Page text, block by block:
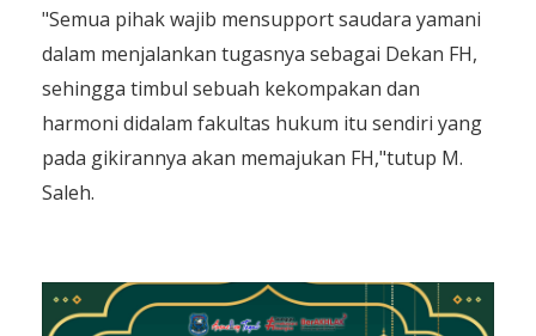
"Semua pihak wajib mensupport saudara yamani
dalam menjalankan tugasnya sebagai Dekan FH,
sehingga timbul sebuah kekompakan dan
harmoni didalam fakultas hukum itu sendiri yang
pada gikirannya akan memajukan FH,"tutup M.
Saleh.